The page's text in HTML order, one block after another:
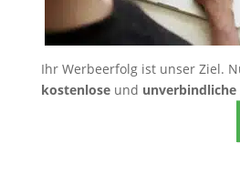
Ihr Werbeerfolg ist unser Ziel.
kostenloseund unverbindliche